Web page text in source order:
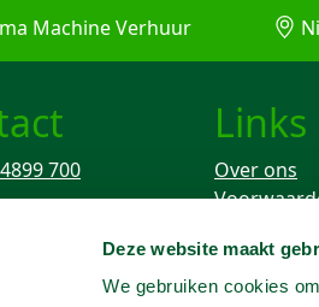
Deze website maakt
We gebruiken cookies
Machine Verhuur
700
Links
Over ons
Stofvrij